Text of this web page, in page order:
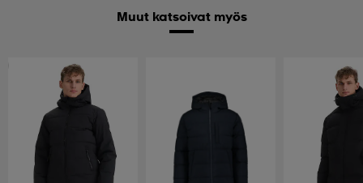
Muut katsoivat myös
Huippuedullinen